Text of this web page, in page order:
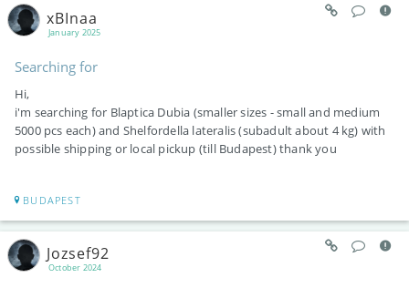
January 2025
xBInaa
Searching for
Hi,
i'm searching for Blaptica Dubia (smaller sizes - small and medium
5000 pcs each) and Shelfordella lateralis (subadult about 4 kg) with
possible shipping or local pickup (till Budapest) thank you
BUDAPEST
October 2024
Jozsef92